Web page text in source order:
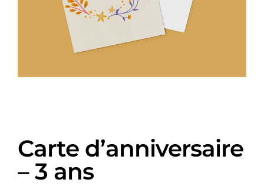
Carte d’anniversaire
– 3 ans